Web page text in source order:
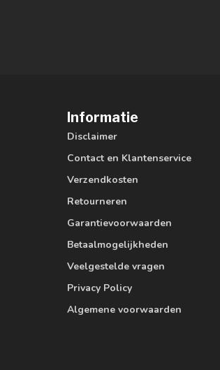
Informatie
Disclaimer
Contact en Klantenservice
Verzendkosten
Retourneren
Garantievoorwaarden
Betaalmogelijkheden
Veelgestelde vragen
Privacy Policy
Algemene voorwaarden